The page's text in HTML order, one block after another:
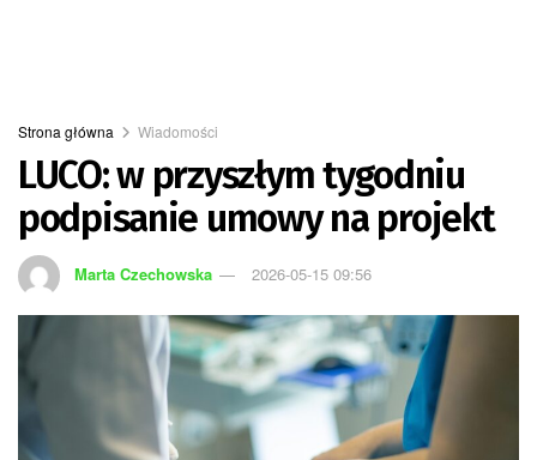
Strona główna Wiadomości
LUCO: w przyszłym tygodniu
podpisanie umowy na projekt
Marta Czechowska 2026-05-15 09:56